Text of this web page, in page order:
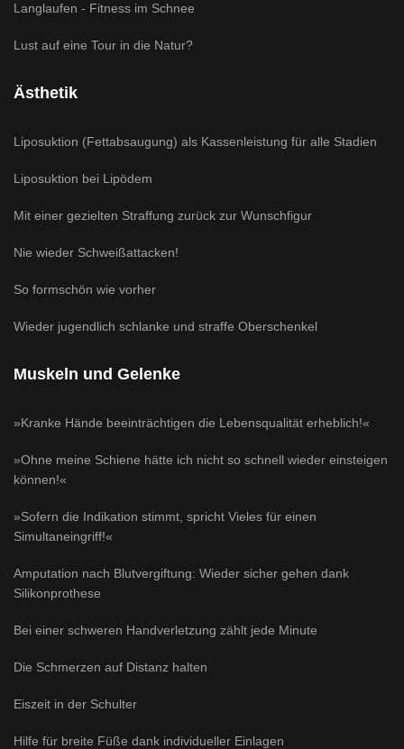
Langlaufen - Fitness im Schnee
Lust auf eine Tour in die Natur?
Ästhetik
Liposuktion (Fettabsaugung) als Kassenleistung für alle Stadien
Liposuktion bei Lipödem
Mit einer gezielten Straffung zurück zur Wunschfigur
Nie wieder Schweißattacken!
So formschön wie vorher
Wieder jugendlich schlanke und straffe Oberschenkel
Muskeln und Gelenke
»Kranke Hände beeinträchtigen die Lebensqualität erheblich!«
»Ohne meine Schiene hätte ich nicht so schnell wieder einsteigen
können!«
»Sofern die Indikation stimmt, spricht Vieles für einen
Simultaneingriff!«
Amputation nach Blutvergiftung: Wieder sicher gehen dank
Silikonprothese
Bei einer schweren Handverletzung zählt jede Minute
Die Schmerzen auf Distanz halten
Eiszeit in der Schulter
Hilfe für breite Füße dank individueller Einlagen